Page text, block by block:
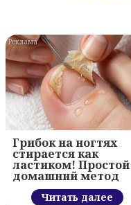
Грибок на ногтях
стирается как
ластиком! Простой
домашний метод
Читать далее